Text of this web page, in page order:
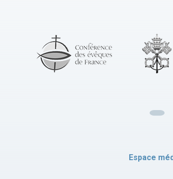
Espace